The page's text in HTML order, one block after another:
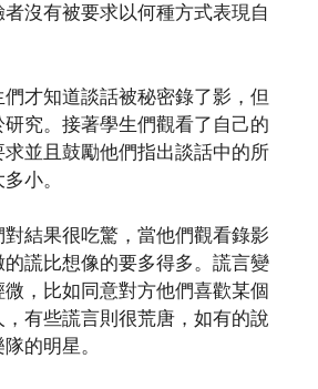
沒有被要求以何種方式表現自
才知道談話被秘密錄了影，但
究。接著學生們觀看了自己的
並且鼓勵他們指出談話中的所
小。
結果很吃驚，當他們觀看錄影
謊比想像的要多得多。謊言變
，比如同意對方他們喜歡某個
有些謊言則很荒唐，如有的說
的明星。